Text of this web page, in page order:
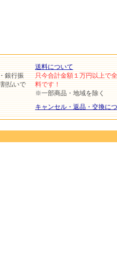
銀行振
払いで
送料について
只今合計金額１万円以上で
料です！
※一部商品・地域を除く
キャンセル・返品・交換に